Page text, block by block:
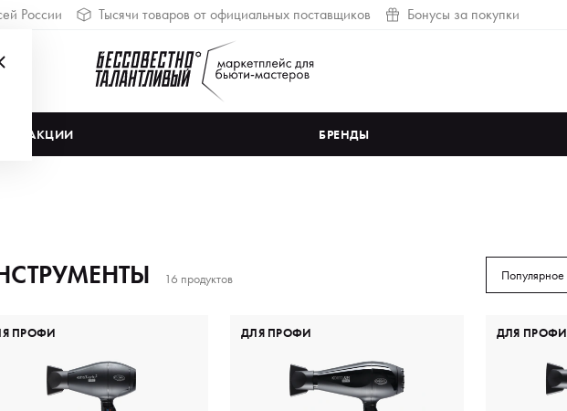
России Тысячи товаров от официальных поставщиков Бонусы за покупки
АКЦИИ БРЕНДЫ
16 продуктов Популярное
ПРОФИ ДЛЯ ПРОФИ ДЛЯ ПРОФИ